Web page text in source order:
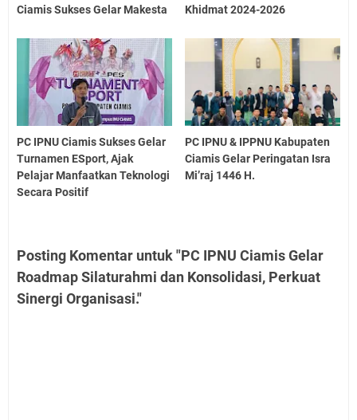
Ciamis Sukses Gelar Makesta
Khidmat 2024-2026
PC IPNU Ciamis Sukses Gelar
Turnamen ESport, Ajak
Pelajar Manfaatkan Teknologi
Secara Positif
PC IPNU & IPPNU Kabupaten
Ciamis Gelar Peringatan Isra
Mi’raj 1446 H.
Posting Komentar untuk "PC IPNU Ciamis Gelar
Roadmap Silaturahmi dan Konsolidasi, Perkuat
Sinergi Organisasi."